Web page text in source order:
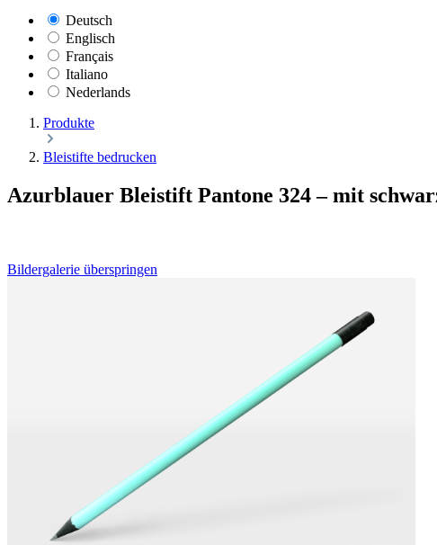
Deutsch
Englisch
Français
Italiano
Nederlands
Produkte
Bleistifte bedrucken
Azurblauer Bleistift Pantone 324 – mit
Bildergalerie überspringen